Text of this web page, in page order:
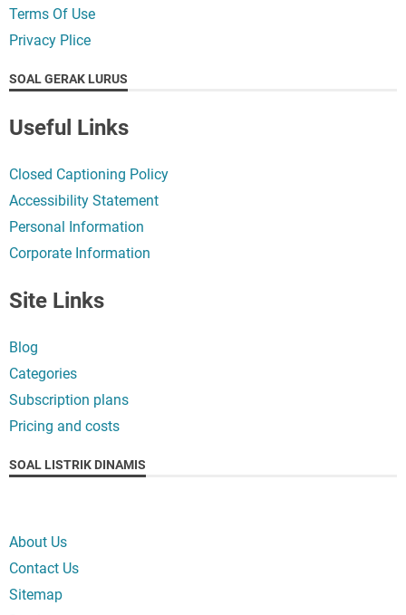
Terms Of Use
Privacy Plice
SOAL GERAK LURUS
Useful Links
Closed Captioning Policy
Accessibility Statement
Personal Information
Corporate Information
Site Links
Blog
Categories
Subscription plans
Pricing and costs
SOAL LISTRIK DINAMIS
About Us
Contact Us
Sitemap